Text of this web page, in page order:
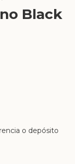
Black
o depósito